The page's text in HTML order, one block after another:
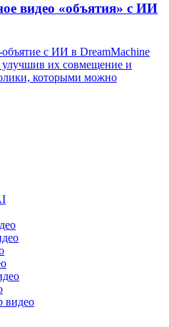
видео «объятия» с ИИ
с ИИ в DreamMachine
улучшив их совмещение и
которыми можно
видео